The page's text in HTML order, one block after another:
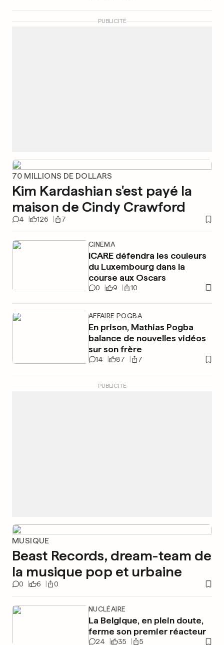
PUBLICITÉ
70 MILLIONS DE DOLLARS
Kim Kardashian s'est payé la
maison de Cindy Crawford
4 126 7
CINÉMA
ICARE défendra les couleurs
du Luxembourg dans la
course aux Oscars
0 9 10
AFFAIRE POGBA
En prison, Mathias Pogba
balance de nouvelles vidéos
sur son frère
14 87 7
PUBLICITÉ
MUSIQUE
Beast Records, dream-team de
la musique pop et urbaine
0 6 0
NUCLÉAIRE
La Belgique, en plein doute,
ferme son premier réacteur
24 35 5